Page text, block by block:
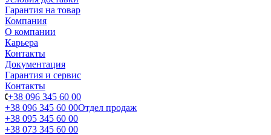
Гарантия на товар
Компания
О компании
Карьера
Контакты
Документация
Гарантия и сервис
Контакты
+38 096 345 60 00
+38 096 345 60 00Отдел продаж
+38 095 345 60 00
+38 073 345 60 00